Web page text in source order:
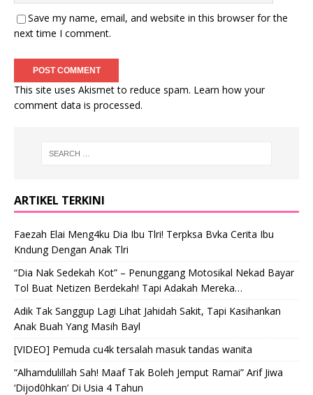
Save my name, email, and website in this browser for the
next time I comment.
This site uses Akismet to reduce spam. Learn how your
comment data is processed.
ARTIKEL TERKINI
Faezah Elai Meng4ku Dia Ibu Tlri! Terpksa Bvka Cerita Ibu
Kndung Dengan Anak Tlri
“Dia Nak Sedekah Kot” – Penunggang Motosikal Nekad Bayar
Tol Buat Netizen Berdekah! Tapi Adakah Mereka…
Adik Tak Sanggup Lagi Lihat Jahidah Sakit, Tapi Kasihankan
Anak Buah Yang Masih Bayl
[VIDEO] Pemuda cu4k tersalah masuk tandas wanita
“Alhamdulillah Sah! Maaf Tak Boleh Jemput Ramai” Arif Jiwa
‘Dijod0hkan’ Di Usia 4 Tahun